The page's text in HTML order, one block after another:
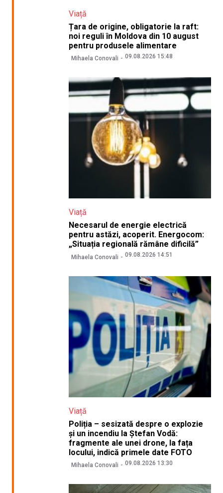
Viață
Țara de origine, obligatorie la raft:
noi reguli în Moldova din 10 august
pentru produsele alimentare
Mihaela Conovali 09.08.2026 15:48
Viață
Necesarul de energie electrică
pentru astăzi, acoperit. Energocom:
„Situația regională rămâne dificilă”
Mihaela Conovali 09.08.2026 14:51
Viață
Poliția – sesizată despre o explozie
și un incendiu la Ștefan Vodă:
fragmente ale unei drone, la fața
locului, indică primele date FOTO
Mihaela Conovali 09.08.2026 13:30